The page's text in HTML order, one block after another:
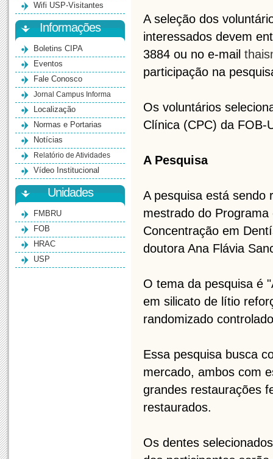
Wifi USP-Visitantes
Informações
Boletins CIPA
Eventos
Fale Conosco
Jornal Campus Informa
Localização
Normas e Portarias
Notícias
Relatório de Atividades
Vídeo Institucional
Unidades
FMBRU
FOB
HRAC
USP
A seleção dos
interessados devem
3884 ou no e-mail
participação na
Os voluntários
Clínica (CPC) da FOB-
A Pesquisa
A pesquisa está sendo
mestrado do
Concentração em
doutora Ana Flávia
O tema da pesquisa é
em silicato de lítio
randomizado
Essa pesquisa busca
mercado, ambos com
grandes restaurações
restaurados.
Os dentes